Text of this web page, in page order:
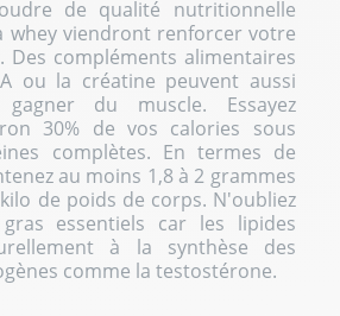
de qualité nutritionnelle
wheyviendront renforcer votre
Des compléments alimentaires
ou la créatine peuvent aussi
du muscle. Essayez
30% de vos calories sous
complètes. En termes de
au moins 1,8 à 2 grammes
de poids de corps. N'oubliez
essentiels car les lipides
à la synthèse des
comme la testostérone.